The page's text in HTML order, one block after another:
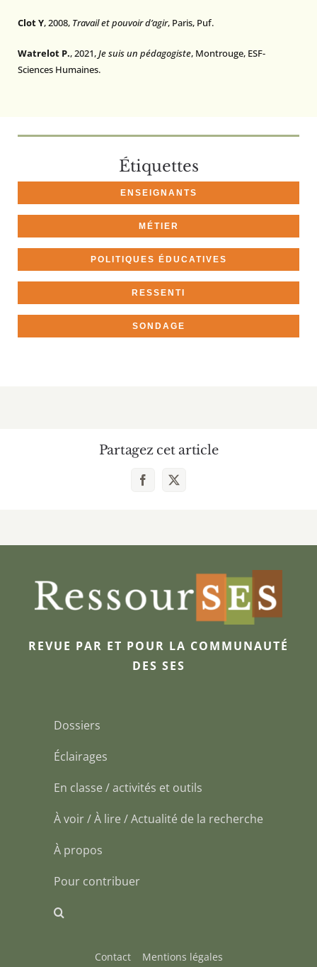
Clot Y, 2008, Travail et pouvoir d’agir, Paris, Puf.
Watrelot P., 2021,Je suis un pédagogiste, Montrouge, ESF-
Sciences Humaines.
Étiquettes
ENSEIGNANTS
MÉTIER
POLITIQUES ÉDUCATIVES
RESSENTI
SONDAGE
Partagez cet article
Facebook
X
REVUE PAR ET POUR LA COMMUNAUTÉ
DES SES
Dossiers
Éclairages
En classe / activités et outils
À voir / À lire / Actualité de la recherche
À propos
Pour contribuer
Contact Mentions légales